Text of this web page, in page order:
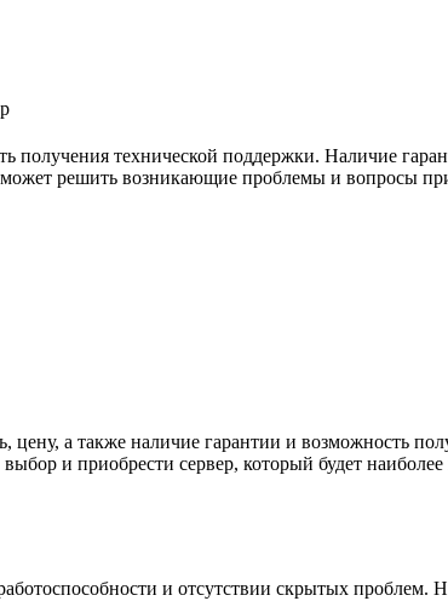
получения технической поддержки. Наличие
решить возникающие проблемы и вопросы
цену, а также наличие гарантии и возможность
и приобрести сервер, который будет
и отсутствии скрытых проблем.